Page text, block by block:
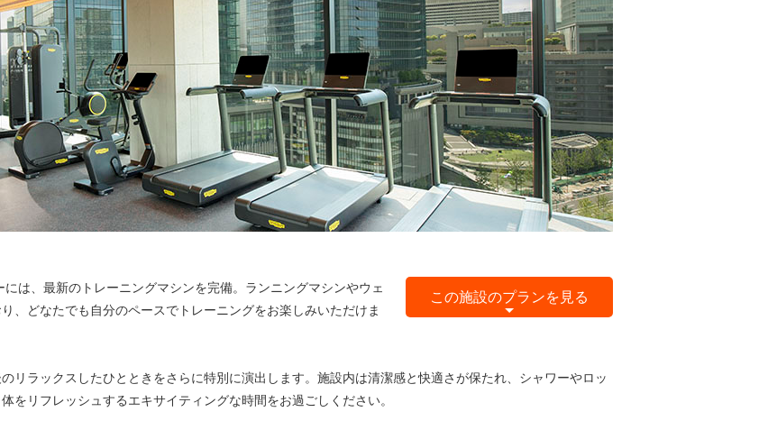
この施設のプランを見る
は、最新のトレーニングマシンを完備。ランニングマシンやウェ
、どなたでも自分のペースでトレーニングをお楽しみいただけま
リラックスしたひとときをさらに特別に演出します。施設内は清潔感と快適さが保たれ、シャワーやロッ
をリフレッシュするエキサイティングな時間をお過ごしください。